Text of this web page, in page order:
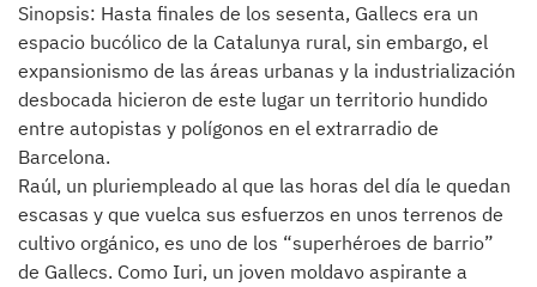
Sinopsis: Hasta finales de los sesenta, Gallecs era un
espacio bucólico de la Catalunya rural, sin embargo, el
expansionismo de las áreas urbanas y la industrialización
desbocada hicieron de este lugar un territorio hundido
entre autopistas y polígonos en el extrarradio de
Barcelona.
Raúl, un pluriempleado al que las horas del día le quedan
escasas y que vuelca sus esfuerzos en unos terrenos de
cultivo orgánico, es uno de los “superhéroes de barrio”
de Gallecs. Como Iuri, un joven moldavo aspirante a